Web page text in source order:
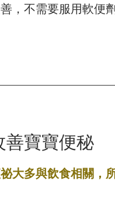
，不需要服用軟便
寶寶便秘
大多與飲食相關，